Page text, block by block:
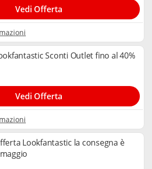
Vedi Offerta
Sconti Outlet fino al 40%
Vedi Offerta
Lookfantastic la consegna è